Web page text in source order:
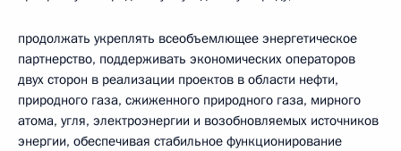
продолжать укреплять всеобъемлющее энергетическое
партнерство, поддерживать экономических операторов
двух сторон в реализации проектов в области нефти,
природного газа, сжиженного природного газа, мирного
атома, угля, электроэнергии и возобновляемых источников
энергии, обеспечивая стабильное функционирование